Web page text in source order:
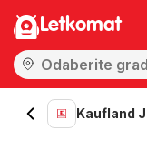
Letkomat
Kaufland